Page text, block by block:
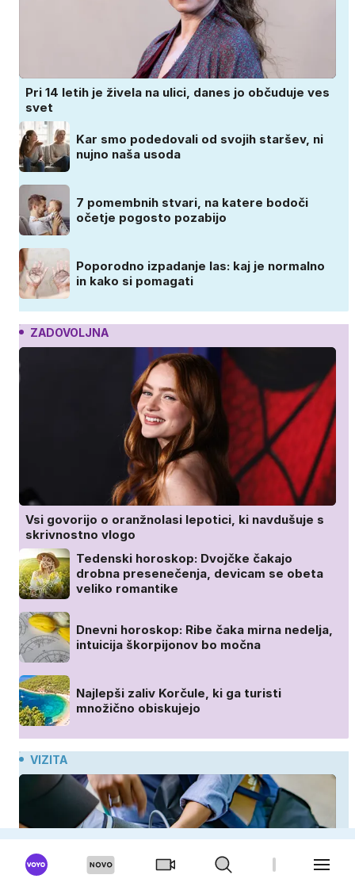
Pri 14 letih je živela na ulici, danes jo občuduje ves
svet
Kar smo podedovali od svojih staršev, ni
nujno naša usoda
7 pomembnih stvari, na katere bodoči
očetje pogosto pozabijo
Poporodno izpadanje las: kaj je normalno
in kako si pomagati
ZADOVOLJNA
Vsi govorijo o oranžnolasi lepotici, ki navdušuje s
skrivnostno vlogo
Tedenski horoskop: Dvojčke čakajo
drobna presenečenja, devicam se obeta
veliko romantike
Dnevni horoskop: Ribe čaka mirna nedelja,
intuicija škorpijonov bo močna
Najlepši zaliv Korčule, ki ga turisti
množično obiskujejo
VIZITA